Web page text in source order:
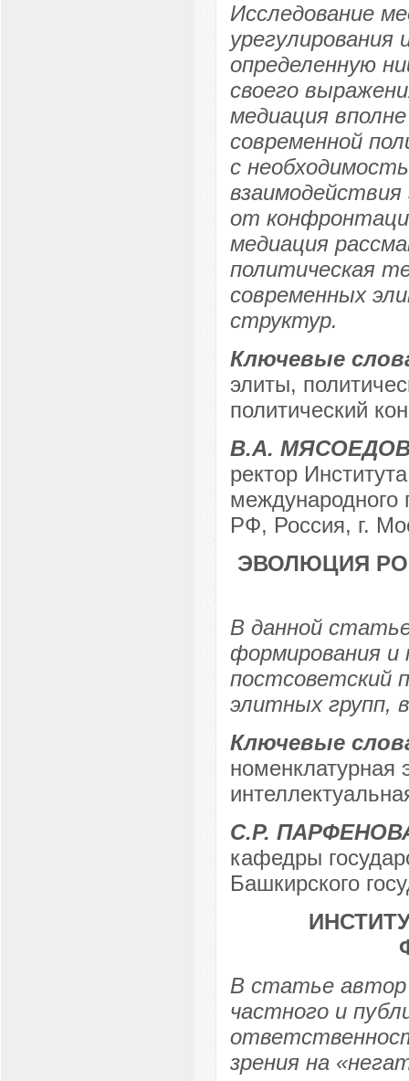
Исследование
урегулирования
определенную
своего
медиация
современной
с
от
медиация
политическая
современных
структур.
Ключевые
элиты,
политический
В.А.
ректор
международного
РФ, Россия, г.
ЭВОЛЮЦИЯ
В данной
формирования и
постсоветский
элитных групп,
Ключевые
номенклатурная
С.Р.
кафедры
Башкирского
В статье автор
частного и
зрения на